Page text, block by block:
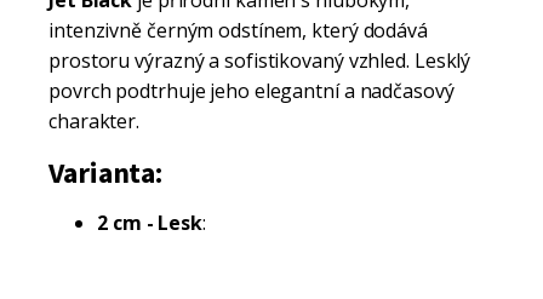
intenzivně černým odstínem, který dodává
prostoru výrazný a sofistikovaný vzhled. Lesklý
povrch podtrhuje jeho elegantní a nadčasový
charakter.
Varianta:
2 cm - Lesk: